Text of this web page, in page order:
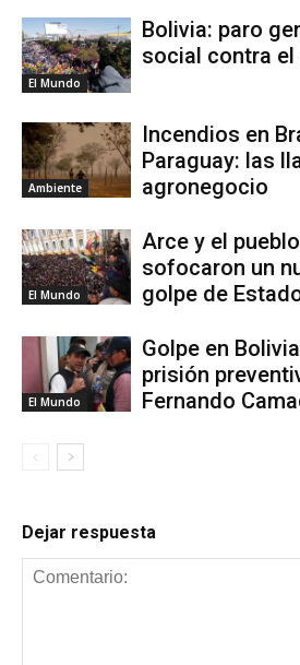
El Mundo
Bolivia: paro
social contra el
Ambiente
Incendios en
Paraguay: las
agronegocio
El Mundo
Arce y el
sofocaron un
golpe de
El Mundo
Golpe en
prisión
Fernando
Dejar respuesta